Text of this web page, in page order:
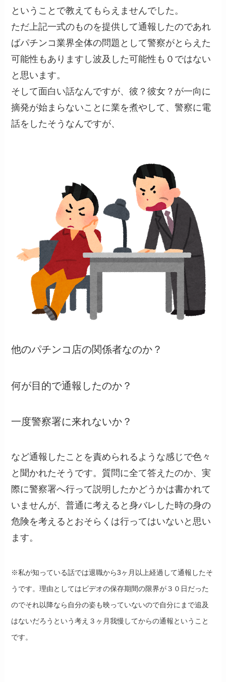
ということで教えてもらえませんでした。
ただ上記一式のものを提供して通報したのであれ
ばパチンコ業界全体の問題として警察がとらえた
可能性もありますし波及した可能性も０ではない
と思います。
そして面白い話なんですが、彼？彼女？が一向に
摘発が始まらないことに業を煮やして、警察に電
話をしたそうなんですが、
他のパチンコ店の関係者なのか？
何が目的で通報したのか？
一度警察署に来れないか？
など通報したことを責められるような感じで色々
と聞かれたそうです。質問に全て答えたのか、実
際に警察署へ行って説明したかどうかは書かれて
いませんが、普通に考えると身バレした時の身の
危険を考えるとおそらくは行ってはいないと思い
ます。
※私が知っている話では退職から3ヶ月以上経過して通報したそ
うです。理由としてはビデオの保存期間の限界が３０日だった
のでそれ以降なら自分の姿も映っていないので自分にまで追及
はないだろうという考え３ヶ月我慢してからの通報ということ
です。